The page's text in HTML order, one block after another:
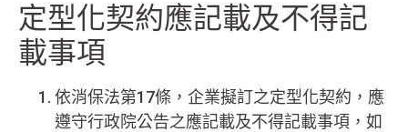
定型化契約應記載及不得記
載事項
依消保法第17條，企業擬訂之定型化契約，應
遵守行政院公告之應記載及不得記載事項，如